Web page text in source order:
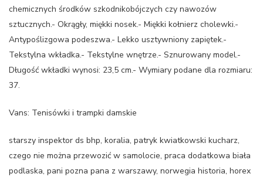
chemicznych środków szkodnikobójczych czy nawozów
sztucznych.- Okrągły, miękki nosek.- Miękki kołnierz cholewki.-
Antypoślizgowa podeszwa.- Lekko usztywniony zapiętek.-
Tekstylna wkładka.- Tekstylne wnętrze.- Sznurowany model.-
Długość wkładki wynosi: 23,5 cm.- Wymiary podane dla rozmiaru:
37.
Vans: Tenisówki i trampki damskie
starszy inspektor ds bhp, koralia, patryk kwiatkowski kucharz,
czego nie można przewozić w samolocie, praca dodatkowa biała
podlaska, pani pozna pana z warszawy, norwegia historia, horex